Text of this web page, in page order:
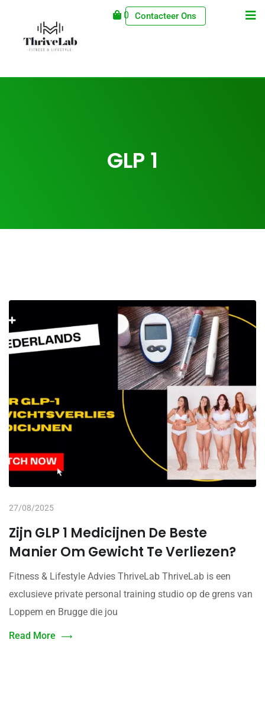
Contacteer Ons
0
GLP 1
27/08/2025
Zijn GLP 1 Medicijnen De Beste
Manier Om Gewicht Te Verliezen?
Fitness & Lifestyle Advies ThriveLab ThriveLab is een
exclusieve private personal training studio op de grens van
Loppem en Brugge die jou
Read More